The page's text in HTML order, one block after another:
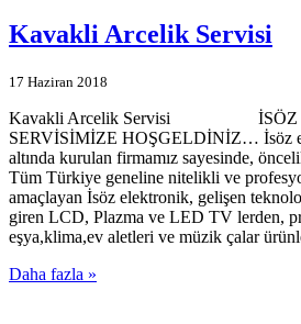
Kavakli Arcelik Servisi
17 Haziran 2018
Kavakli Arcelik Servisi İSÖZ
SERVİSİMİZE HOŞGELDİNİZ… İsöz
altında kurulan firmamız sayesinde,
Tüm Türkiye geneline nitelikli ve
amaçlayan İsöz elektronik, gelişen
giren LCD, Plazma ve LED TV lerden,
eşya,klima,ev aletleri ve müzik çalar
Daha fazla »